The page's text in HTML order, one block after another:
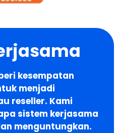
kesempatan
menjadi
reseller. Kami
sistem kerjasama
menguntungkan.